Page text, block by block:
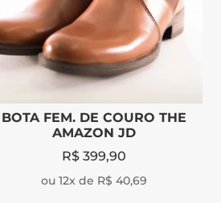
BOTA FEM. DE COURO THE
AMAZON JD
R$ 399,90
ou 12x de R$ 40,69